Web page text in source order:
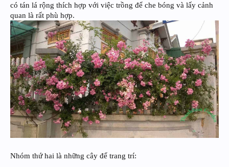
có tán lá rộng thích hợp với việc trồng để che bóng và lấy cảnh
quan là rất phù hợp.
Nhóm thứ hai là những cây để trang trí: